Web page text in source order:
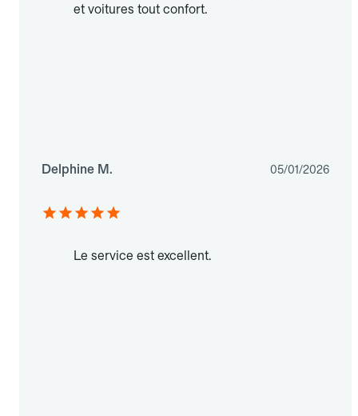
et voitures tout confort.
Delphine M. 05/01/2026
Le service est excellent.